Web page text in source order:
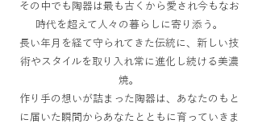
その中でも陶器は最も古くから愛され今もなお
時代を超えて人々の暮らしに寄り添う。
長い年月を経て守られてきた伝統に、新しい技
術やスタイルを取り入れ常に進化し続ける美濃
焼。
作り手の想いが詰まった陶器は、あなたのもと
に届いた瞬間からあなたとともに育っていきま